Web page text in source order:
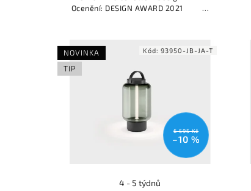
Ocenění: DESIGN AWARD 2021
NOVINKA
TIP
6 595 Kč
–10 %
4 - 5 týdnů
Kód:93950-JB-JA-T